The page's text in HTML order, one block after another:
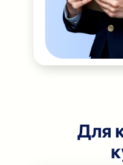
Для